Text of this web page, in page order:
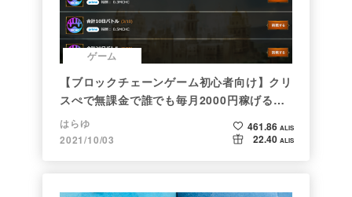
ゲーム
【ブロックチェーンゲーム初心者向け】クリ
スぺで無課金で誰でも毎月2000円稼げる時
代がきた
はらゆ
2021/10/03
461.86 ALIS
22.40 ALIS